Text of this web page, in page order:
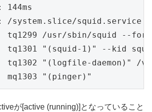
144ms
/system.slice/squid.service
tq1299 /usr/sbin/squid --
tq1301 "(squid-1)" --kid
tq1302 "(logfile-daemon)" /
mq1303 "(pinger)"
が[active (running)]となっていること